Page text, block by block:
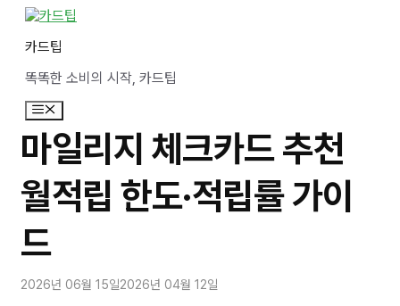
카드팁
똑똑한 소비의 시작, 카드팁
메
뉴
마일리지 체크카드 추천
월적립 한도·적립률 가이
드
2026년 06월 15일2026년 04월 12일